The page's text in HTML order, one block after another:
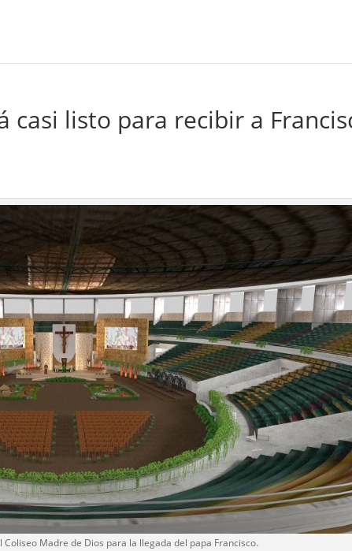
casi listo para recibir a
Coliseo Madre de Dios para la llegada del papa Francisco.